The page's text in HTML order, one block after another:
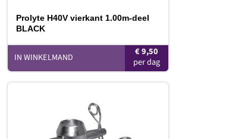
Prolyte H40V vierkant 1.00m-deel
BLACK
€9,50
IN WINKELMAND
Toevoegen